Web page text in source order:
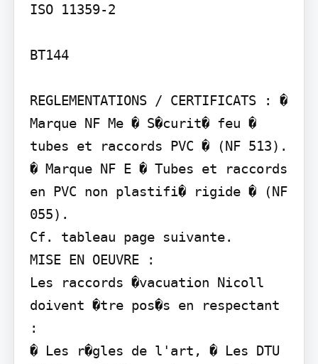
ISO 11359-2
BT144
REGLEMENTATIONS / CERTIFICATS : �
Marque NF Me � S�curit� feu �
tubes et raccords PVC � (NF 513).
� Marque NF E � Tubes et raccords
en PVC non plastifi� rigide � (NF
055).
Cf. tableau page suivante.
MISE EN OEUVRE :
Les raccords �vacuation Nicoll
doivent �tre pos�s en respectant
:
� Les r�gles de l'art, � Les DTU